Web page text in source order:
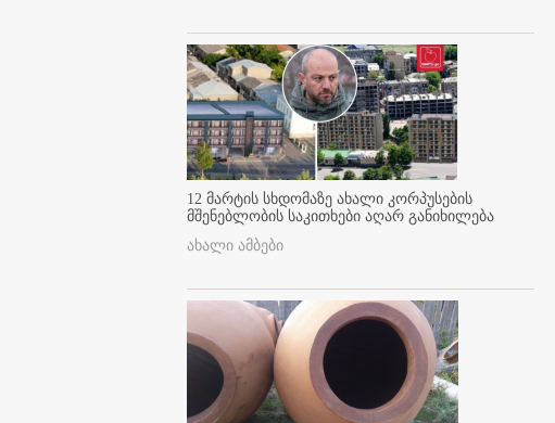
12 მარტის სხდომაზე ახალი კორპუსების
მშენებლობის საკითხები აღარ განიხილება
ახალი ამბები